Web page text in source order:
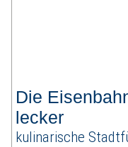
Die
lecker
kulinarische